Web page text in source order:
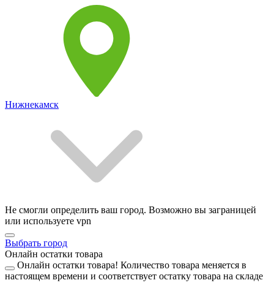
Нижнекамск
Не смогли определить ваш город. Возможно вы заграницей
или используете vpn
Выбрать город
Онлайн остатки товара
Онлайн остатки товара! Количество товара меняется в
настоящем времени и соответствует остатку товара на складе